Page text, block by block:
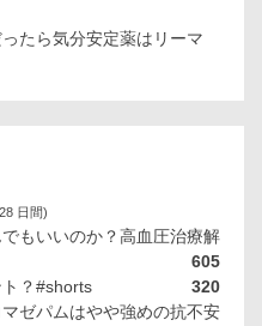
たら気分安定薬はリーマ
日間)
もいいのか？高血圧治療解
605
？#shorts
320
ゼパムはやや強めの抗不安